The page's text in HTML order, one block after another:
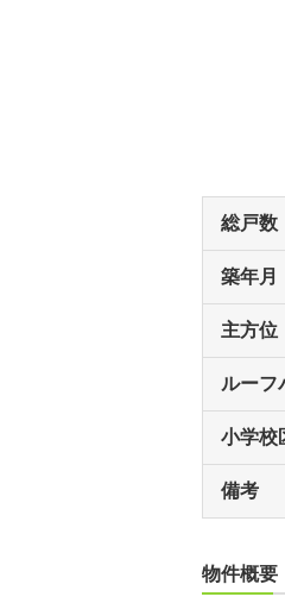
総戸数
築年月
主方位
ルーフ
小学校
備考
物件概要